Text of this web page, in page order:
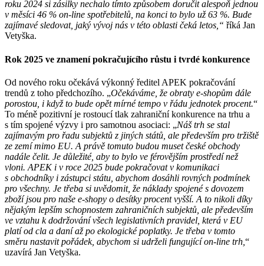
roku 2024 si zásilky nechalo tímto způsobem doručit alespoň jednou
v měsíci 46 % on-line spotřebitelů, na konci to bylo už 63 %. Bude
zajímavé sledovat, jaký vývoj nás v této oblasti čeká letos,“ říká Jan
Vetyška.
Rok 2025 ve znamení pokračujícího růstu i tvrdé konkurence
Od nového roku očekává výkonný ředitel APEK pokračování
trendů z toho předchozího. „Očekáváme, že obraty e-shopům dále
porostou, i když to bude opět mírné tempo v řádu jednotek procent.“
To méně pozitivní je rostoucí tlak zahraniční konkurence na trhu a
s tím spojené výzvy i pro samotnou asociaci: „Náš trh se stal
zajímavým pro řadu subjektů z jiných států, ale především pro tržiště
ze zemí mimo EU. A právě tomuto budou muset české obchody
nadále čelit. Je důležité, aby to bylo ve férovějším prostředí než
vloni. APEK i v roce 2025 bude pokračovat v komunikaci
s obchodníky i zástupci státu, abychom dosáhli rovných podmínek
pro všechny. Je třeba si uvědomit, že náklady spojené s dovozem
zboží jsou pro naše e-shopy o desítky procent vyšší. A to nikoli díky
nějakým lepším schopnostem zahraničních subjektů, ale především
ve vztahu k dodržování všech legislativních pravidel, která v EU
platí od cla a daní až po ekologické poplatky. Je třeba v tomto
směru nastavit pořádek, abychom si udrželi fungující on-line trh, “
uzavírá Jan Vetyška.